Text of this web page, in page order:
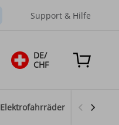
Support & Hilfe
DE/
CHF
Elektrofahrräder Eid-